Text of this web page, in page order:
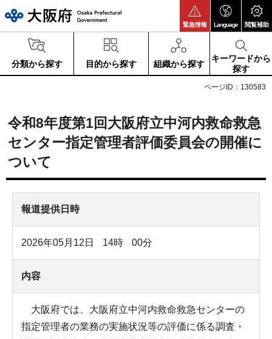
緊急情報 Language 閲覧補助
分類から探す 目的から探す 組織から探す
キーワードから
探す
ページID：130583
令和8年度第1回大阪府立中河内救命救急
センター指定管理者評価委員会の開催に
ついて
報道提供日時
2026年05月12日 14時 00分
内容
大阪府では、大阪府立中河内救命救急センターの
指定管理者の業務の実施状況等の評価に係る調査・